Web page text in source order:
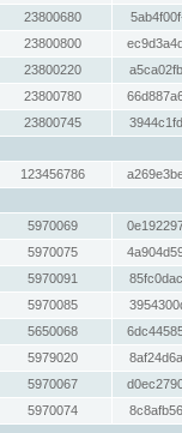
23800680
23800800
23800220
23800780
23800745
123456786
5970069
5970075
5970091
5970085
5650068
5979020
5970067
5970074